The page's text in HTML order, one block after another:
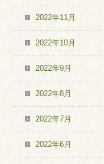
2022年11月
2022年10月
2022年9月
2022年8月
2022年7月
2022年6月